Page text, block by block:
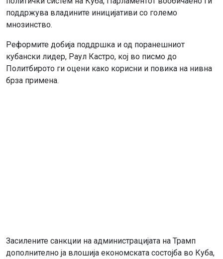
поддржува владините иницијативи со големо
мнозинство.
Реформите добија поддршка и од поранешниот
кубански лидер, Раул Кастро, кој во писмо до
Политбирото ги оцени како корисни и повика на нивна
брза примена.
Засилените санкции на администрацијата на Трамп
дополнително ја влошија економската состојба во Куба,